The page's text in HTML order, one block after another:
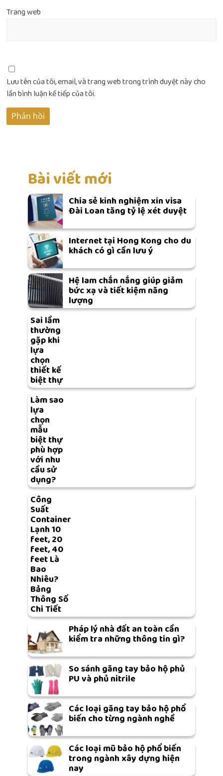
Trang web
Lưu tên của tôi, email, và trang web trong trình duyệt này cho
lần bình luận kế tiếp của tôi.
Bài viết mới
Chia sẻ kinh nghiệm xin visa
Đài Loan tăng tỷ lệ xét duyệt
Internet tại Hong Kong cho du
khách có gì cần lưu ý
Hệ lam chắn nắng giúp giảm
bức xạ và tiết kiệm năng
lượng
Sai lầm
thường
gặp khi
lựa
chọn
thiết kế
biệt thự
Làm sao
lựa
chọn
mẫu
biệt thự
phù hợp
với nhu
cầu sử
dụng?
Công
Suất
Container
Lạnh 10
feet, 20
feet, 40
feet Là
Bao
Nhiêu?
Bảng
Thông Số
Chi Tiết
Pháp lý nhà đất an toàn cần
kiểm tra những thông tin gì?
So sánh găng tay bảo hộ phủ
PU và phủ nitrile
Các loại găng tay bảo hộ phổ
biến cho từng ngành nghề
Các loại mũ bảo hộ phổ biến
trong ngành xây dựng hiện
nay